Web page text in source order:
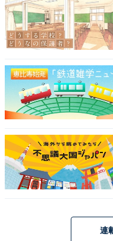
※掲載されている情報
じめご了承ください。
すると、売上の一部が
この記事
いもの部
Amazonのセール商品から
のがもっと楽しく、もっ
る独自レビューなど、こ
【宮城県
鳴子観連